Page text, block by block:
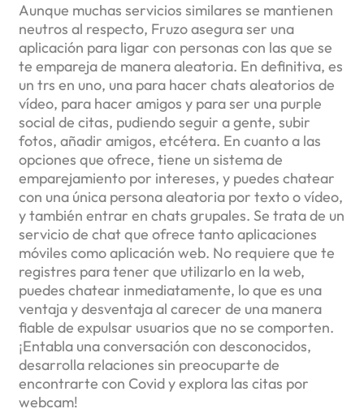
Aunque muchas servicios similares se mantienen
neutros al respecto, Fruzo asegura ser una
aplicación para ligar con personas con las que se
te empareja de manera aleatoria. En definitiva, es
un trs en uno, una para hacer chats aleatorios de
vídeo, para hacer amigos y para ser una purple
social de citas, pudiendo seguir a gente, subir
fotos, añadir amigos, etcétera. En cuanto a las
opciones que ofrece, tiene un sistema de
emparejamiento por intereses, y puedes chatear
con una única persona aleatoria por texto o vídeo,
y también entrar en chats grupales. Se trata de un
servicio de chat que ofrece tanto aplicaciones
móviles como aplicación web. No requiere que te
registres para tener que utilizarlo en la web,
puedes chatear inmediatamente, lo que es una
ventaja y desventaja al carecer de una manera
fiable de expulsar usuarios que no se comporten.
¡Entabla una conversación con desconocidos,
desarrolla relaciones sin preocuparte de
encontrarte con Covid y explora las citas por
webcam!